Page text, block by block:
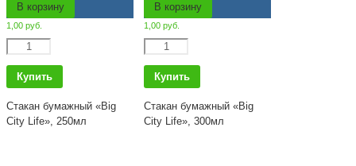
В корзину
1,00 руб.
Количество
Купить
Стакан бумажный «Big
City Life», 250мл
В корзину
1,00руб.
Количество
Купить
Стакан бумажный «Big
City Life», 300мл